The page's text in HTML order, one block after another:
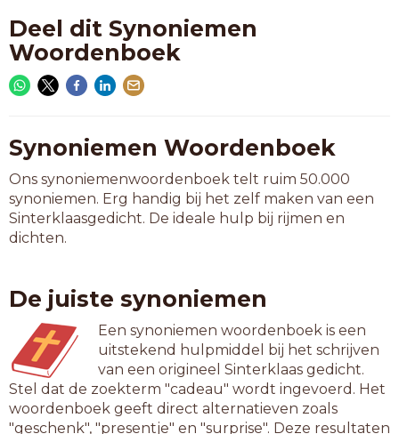
Deel dit Synoniemen
Woordenboek
Synoniemen Woordenboek
Ons synoniemenwoordenboek telt ruim 50.000
synoniemen. Erg handig bij het zelf maken van een
Sinterklaasgedicht. De ideale hulp bij rijmen en
dichten.
De juiste synoniemen
Een synoniemen woordenboek is een
uitstekend hulpmiddel bij het schrijven
van een origineel Sinterklaas gedicht.
Stel dat de zoekterm "cadeau" wordt ingevoerd. Het
woordenboek geeft direct alternatieven zoals
"geschenk", "presentje" en "surprise". Deze resultaten